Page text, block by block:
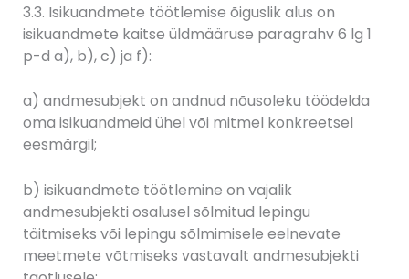
3.3. Isikuandmete töötlemise õiguslik alus on
isikuandmete kaitse üldmääruse paragrahv 6 lg 1
p-d a), b), c) ja f):
a) andmesubjekt on andnud nõusoleku töödelda
oma isikuandmeid ühel või mitmel konkreetsel
eesmärgil;
b) isikuandmete töötlemine on vajalik
andmesubjekti osalusel sõlmitud lepingu
täitmiseks või lepingu sõlmimisele eelnevate
meetmete võtmiseks vastavalt andmesubjekti